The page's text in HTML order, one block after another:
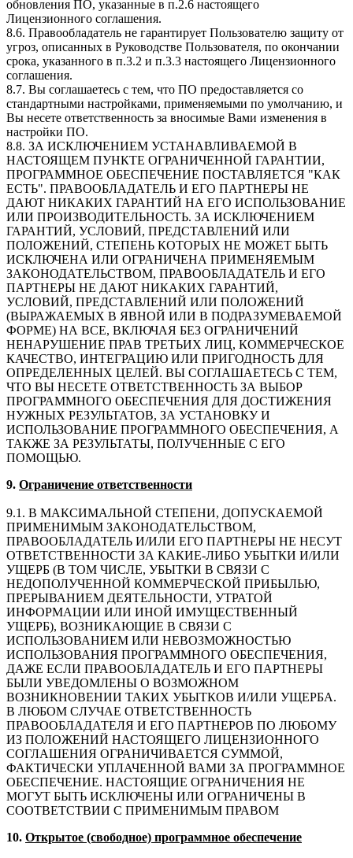
обновления ПО, указанные в п.2.6 настоящего
Лицензионного соглашения.
8.6. Правообладатель не гарантирует Пользователю защиту от
угроз, описанных в Руководстве Пользователя, по окончании
срока, указанного в п.3.2 и п.3.3 настоящего Лицензионного
соглашения.
8.7. Вы соглашаетесь с тем, что ПО предоставляется со
стандартными настройками, применяемыми по умолчанию, и
Вы несете ответственность за вносимые Вами изменения в
настройки ПО.
8.8. ЗА ИСКЛЮЧЕНИЕМ УСТАНАВЛИВАЕМОЙ В
НАСТОЯЩЕМ ПУНКТЕ ОГРАНИЧЕННОЙ ГАРАНТИИ,
ПРОГРАММНОЕ ОБЕСПЕЧЕНИЕ ПОСТАВЛЯЕТСЯ "КАК
ЕСТЬ". ПРАВООБЛАДАТЕЛЬ И ЕГО ПАРТНЕРЫ НЕ
ДАЮТ НИКАКИХ ГАРАНТИЙ НА ЕГО ИСПОЛЬЗОВАНИЕ
ИЛИ ПРОИЗВОДИТЕЛЬНОСТЬ. ЗА ИСКЛЮЧЕНИЕМ
ГАРАНТИЙ, УСЛОВИЙ, ПРЕДСТАВЛЕНИЙ ИЛИ
ПОЛОЖЕНИЙ, СТЕПЕНЬ КОТОРЫХ НЕ МОЖЕТ БЫТЬ
ИСКЛЮЧЕНА ИЛИ ОГРАНИЧЕНА ПРИМЕНЯЕМЫМ
ЗАКОНОДАТЕЛЬСТВОМ, ПРАВООБЛАДАТЕЛЬ И ЕГО
ПАРТНЕРЫ НЕ ДАЮТ НИКАКИХ ГАРАНТИЙ,
УСЛОВИЙ, ПРЕДСТАВЛЕНИЙ ИЛИ ПОЛОЖЕНИЙ
(ВЫРАЖАЕМЫХ В ЯВНОЙ ИЛИ В ПОДРАЗУМЕВАЕМОЙ
ФОРМЕ) НА ВСЕ, ВКЛЮЧАЯ БЕЗ ОГРАНИЧЕНИЙ
НЕНАРУШЕНИЕ ПРАВ ТРЕТЬИХ ЛИЦ, КОММЕРЧЕСКОЕ
КАЧЕСТВО, ИНТЕГРАЦИЮ ИЛИ ПРИГОДНОСТЬ ДЛЯ
ОПРЕДЕЛЕННЫХ ЦЕЛЕЙ. ВЫ СОГЛАШАЕТЕСЬ С ТЕМ,
ЧТО ВЫ НЕСЕТЕ ОТВЕТСТВЕННОСТЬ ЗА ВЫБОР
ПРОГРАММНОГО ОБЕСПЕЧЕНИЯ ДЛЯ ДОСТИЖЕНИЯ
НУЖНЫХ РЕЗУЛЬТАТОВ, ЗА УСТАНОВКУ И
ИСПОЛЬЗОВАНИЕ ПРОГРАММНОГО ОБЕСПЕЧЕНИЯ, А
ТАКЖЕ ЗА РЕЗУЛЬТАТЫ, ПОЛУЧЕННЫЕ С ЕГО
ПОМОЩЬЮ.
9. Ограничение ответственности
9.1. В МАКСИМАЛЬНОЙ СТЕПЕНИ, ДОПУСКАЕМОЙ
ПРИМЕНИМЫМ ЗАКОНОДАТЕЛЬСТВОМ,
ПРАВООБЛАДАТЕЛЬ И/ИЛИ ЕГО ПАРТНЕРЫ НЕ НЕСУТ
ОТВЕТСТВЕННОСТИ ЗА КАКИЕ-ЛИБО УБЫТКИ И/ИЛИ
УЩЕРБ (В ТОМ ЧИСЛЕ, УБЫТКИ В СВЯЗИ С
НЕДОПОЛУЧЕННОЙ КОММЕРЧЕСКОЙ ПРИБЫЛЬЮ,
ПРЕРЫВАНИЕМ ДЕЯТЕЛЬНОСТИ, УТРАТОЙ
ИНФОРМАЦИИ ИЛИ ИНОЙ ИМУЩЕСТВЕННЫЙ
УЩЕРБ), ВОЗНИКАЮЩИЕ В СВЯЗИ С
ИСПОЛЬЗОВАНИЕМ ИЛИ НЕВОЗМОЖНОСТЬЮ
ИСПОЛЬЗОВАНИЯ ПРОГРАММНОГО ОБЕСПЕЧЕНИЯ,
ДАЖЕ ЕСЛИ ПРАВООБЛАДАТЕЛЬ И ЕГО ПАРТНЕРЫ
БЫЛИ УВЕДОМЛЕНЫ О ВОЗМОЖНОМ
ВОЗНИКНОВЕНИИ ТАКИХ УБЫТКОВ И/ИЛИ УЩЕРБА.
В ЛЮБОМ СЛУЧАЕ ОТВЕТСТВЕННОСТЬ
ПРАВООБЛАДАТЕЛЯ И ЕГО ПАРТНЕРОВ ПО ЛЮБОМУ
ИЗ ПОЛОЖЕНИЙ НАСТОЯЩЕГО ЛИЦЕНЗИОННОГО
СОГЛАШЕНИЯ ОГРАНИЧИВАЕТСЯ СУММОЙ,
ФАКТИЧЕСКИ УПЛАЧЕННОЙ ВАМИ ЗА ПРОГРАММНОЕ
ОБЕСПЕЧЕНИЕ. НАСТОЯЩИЕ ОГРАНИЧЕНИЯ НЕ
МОГУТ БЫТЬ ИСКЛЮЧЕНЫ ИЛИ ОГРАНИЧЕНЫ В
СООТВЕТСТВИИ С ПРИМЕНИМЫМ ПРАВОМ
10. Открытое (свободное) программное обеспечение